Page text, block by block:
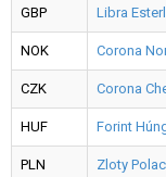
GBP Libra
NOK Corona
CZK Corona
HUF Forint
PLN Zloty